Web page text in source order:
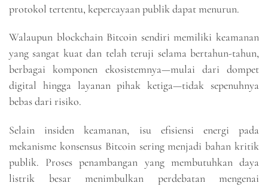
protokol tertentu, kepercayaan publik dapat menurun.
Walaupun blockchain Bitcoin sendiri memiliki keamanan
yang sangat kuat dan telah teruji selama bertahun-tahun,
berbagai komponen ekosistemnya—mulai dari dompet
digital hingga layanan pihak ketiga—tidak sepenuhnya
bebas dari risiko.
Selain insiden keamanan, isu efisiensi energi pada
mekanisme konsensus Bitcoin sering menjadi bahan kritik
publik. Proses penambangan yang membutuhkan daya
listrik besar menimbulkan perdebatan mengenai